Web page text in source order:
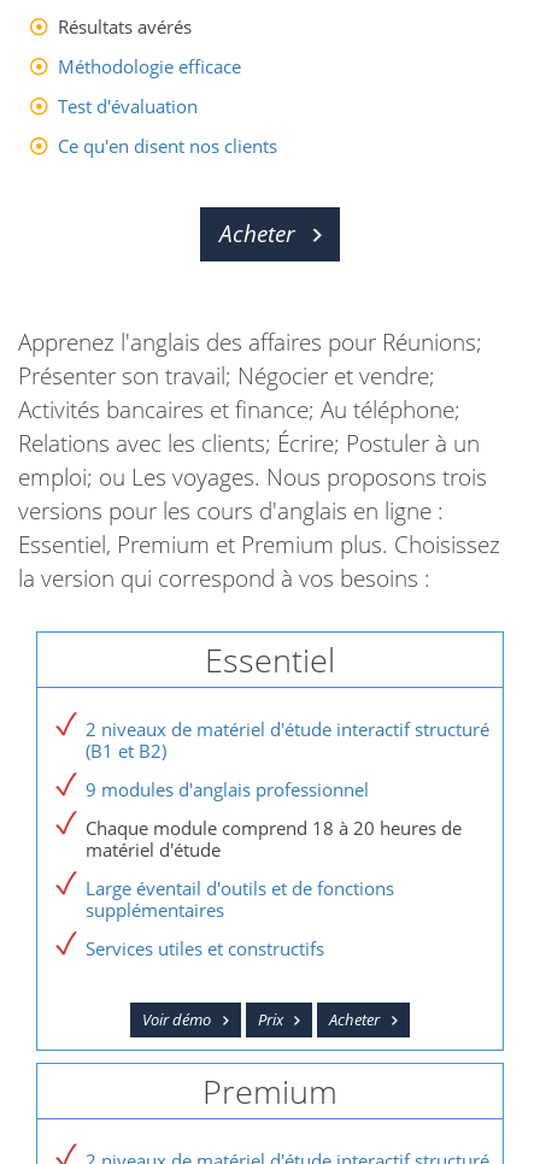
Résultats avérés
Méthodologie efficace
Test d'évaluation
Ce qu'en disent nos clients
Acheter
Apprenez l'anglais des affaires pour Réunions;
Présenter son travail; Négocier et vendre;
Activités bancaires et finance; Au téléphone;
Relations avec les clients; Écrire; Postuler à un
emploi; ou Les voyages. Nous proposons trois
versions pour les cours d'anglais en ligne :
Essentiel, Premium et Premium plus. Choisissez
la version qui correspond à vos besoins :
Essentiel
2 niveaux de matériel d'étude interactif structuré
(B1 et B2)
9 modules d'anglais professionnel
Chaque module comprend 18 à 20 heures de
matériel d'étude
Large éventail d'outils et de fonctions
supplémentaires
Services utiles et constructifs
Voir démo Prix Acheter
Premium